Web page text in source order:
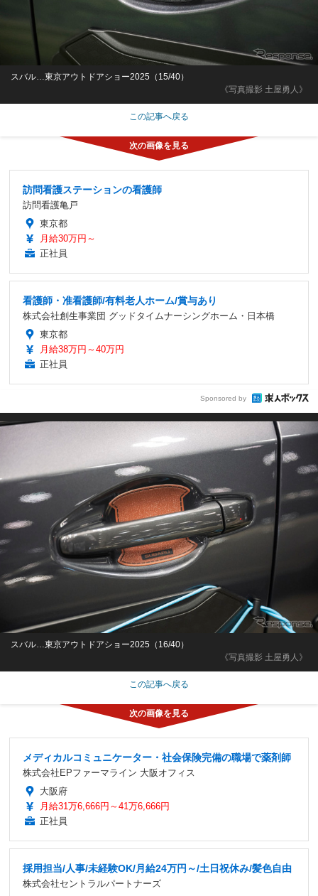
《写真撮影 土屋勇人》
スバル…東京アウトドアショー2025（15/40）
この記事へ戻る
訪問看護ステーションの看護師
訪問看護亀戸
東京都
月給30万円～
正社員
看護師・准看護師/有料老人ホーム/賞与あり
株式会社創生事業団 グッドタイムナーシングホーム・日本橋
東京都
月給38万円～40万円
正社員
Sponsored by
《写真撮影 土屋勇人》
スバル…東京アウトドアショー2025（16/40）
この記事へ戻る
メディカルコミュニケーター・社会保険完備の職場で薬剤師
株式会社EPファーマライン 大阪オフィス
大阪府
月給31万6,666円～41万6,666円
正社員
採用担当/人事/未経験OK/月給24万円～/土日祝休み/髪色自由
株式会社セントラルパートナーズ